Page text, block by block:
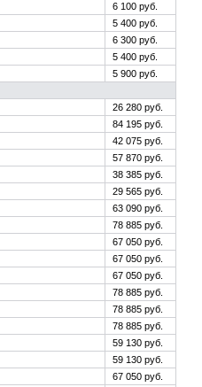
6 100 руб.
5 400 руб.
6 300 руб.
5 400 руб.
5 900 руб.
26 280 руб.
84 195 руб.
42 075 руб.
57 870 руб.
38 385 руб.
29 565 руб.
63 090 руб.
78 885 руб.
67 050 руб.
67 050 руб.
67 050 руб.
78 885 руб.
78 885 руб.
78 885 руб.
59 130 руб.
59 130 руб.
67 050 руб.